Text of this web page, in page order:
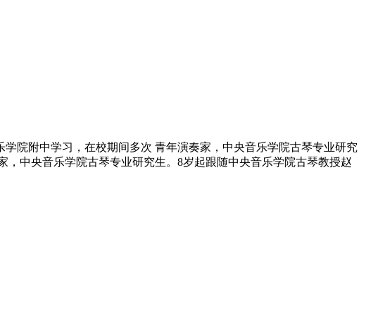
院附中学习，在校期间多次 青年演奏家，中央音乐学院古琴专业研究
中央音乐学院古琴专业研究生。8岁起跟随中央音乐学院古琴教授赵